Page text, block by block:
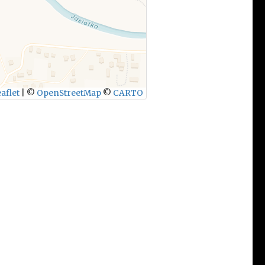
© OpenStreetMap © CARTO